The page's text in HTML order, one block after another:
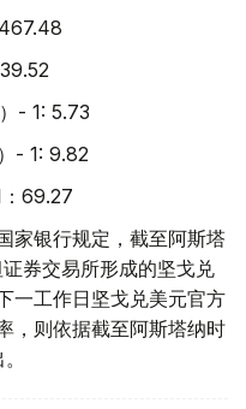
- 1: 5.73
- 1: 9.82
69.27
家银行规定，截至阿斯塔
券交易所形成的坚戈兑
一工作日坚戈兑美元官方
，则依据截至阿斯塔纳时